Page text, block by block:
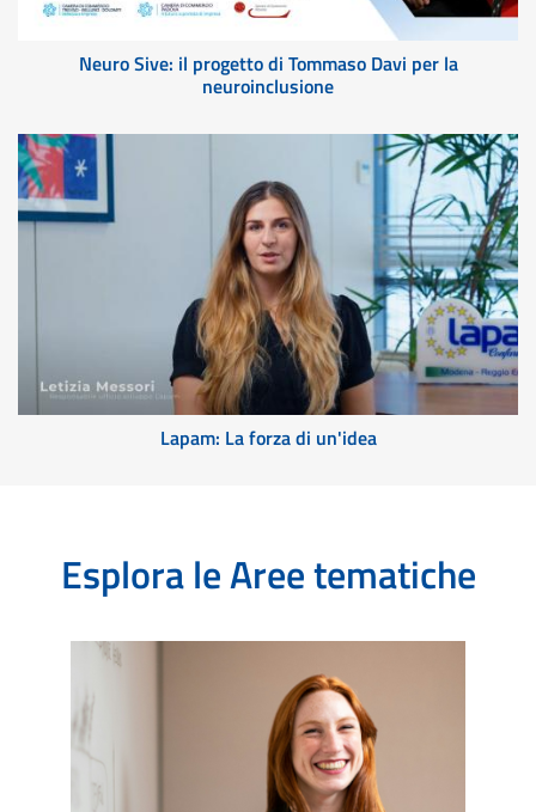
Neuro Sive: il progetto di Tommaso Davi per la
neuroinclusione
Lapam: La forza di un'idea
Esplora le Aree tematiche